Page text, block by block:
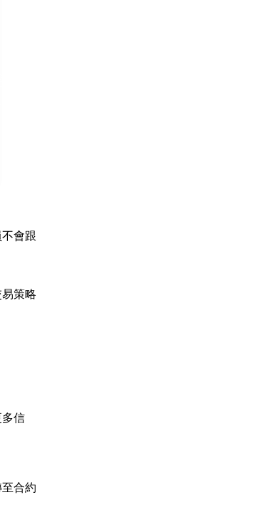
會跟
策略
信
合約